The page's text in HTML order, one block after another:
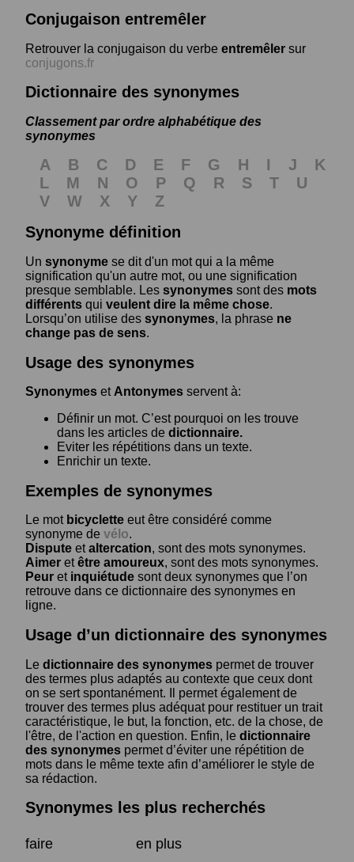
Conjugaison entremêler
Retrouver la conjugaison du verbe entremêler sur
conjugons.fr
Dictionnaire des synonymes
Classement par ordre alphabétique des
synonymes
A B C D E F G H I J
K
L
M N O P Q R S T
U
V
W X Y
Z
Synonyme définition
Un synonyme se dit d'un mot qui a la même
signification qu'un autre mot, ou une signification
presque semblable. Les synonymes sont des mots
différents qui veulent dire la même chose.
Lorsqu’on utilise des synonymes, la phrase ne
change pas de sens.
Usage des synonymes
Synonymes et Antonymes servent à:
Définir un mot. C’est pourquoi on les trouve
dans les articles de dictionnaire.
Eviter les répétitions dans un texte.
Enrichir un texte.
Exemples de synonymes
Le mot bicyclette eut être considéré comme
synonyme de vélo.
Dispute etaltercation, sont des mots synonymes.
Aimer etêtre amoureux, sont des mots synonymes.
Peur et inquiétude sont deux synonymes que l’on
retrouve dans ce dictionnaire des synonymes en
ligne.
Usage d’un dictionnaire des synonymes
Le dictionnaire des synonymes permet de trouver
des termes plus adaptés au contexte que ceux dont
on se sert spontanément. Il permet également de
trouver des termes plus adéquat pour restituer un trait
caractéristique, le but, la fonction, etc. de la chose, de
l'être, de l'action en question. Enfin, le dictionnaire
des synonymes permet d’éviter une répétition de
mots dans le même texte afin d’améliorer le style de
sa rédaction.
Synonymes les plus recherchés
faire
en plus